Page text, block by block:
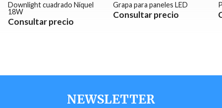
Downlight cuadrado Níquel
18W
Consultar precio
Grapa para paneles LED
Consultar precio
NEWSLETTER